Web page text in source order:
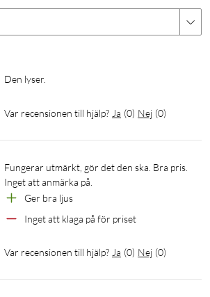
Den lyser.
Var recensionen till hjälp? Ja (0) Nej (0)
Fungerar utmärkt, gör det den ska. Bra pris.
Inget att anmärka på.
Ger bra ljus
Inget att klaga på för priset
Var recensionen till hjälp? Ja (0) Nej (0)